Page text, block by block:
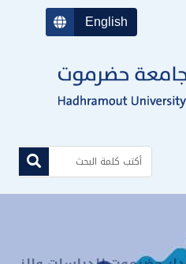
English